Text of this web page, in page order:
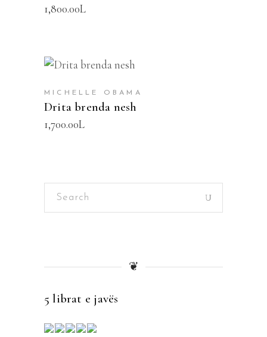
1,800.00L
MICHELLE OBAMA
Drita brenda nesh
1,700.00L
Search
❦
5 librat e javës